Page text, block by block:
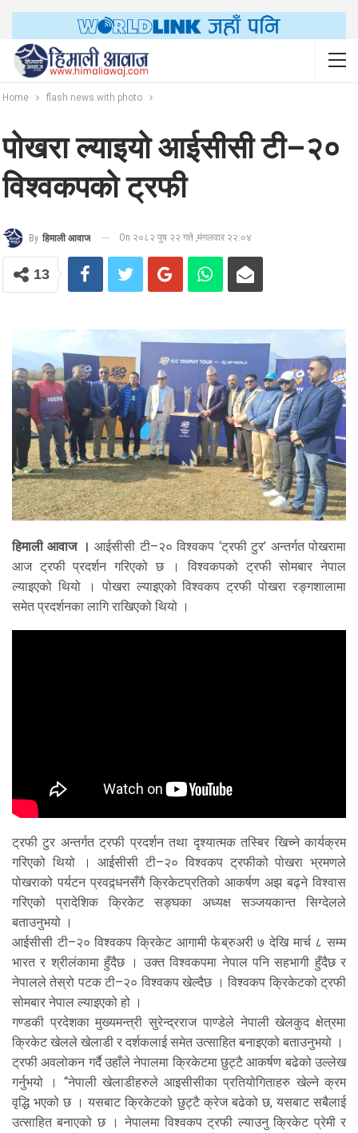
Home flash news with photo
पोखरा ल्याइयो आईसीसी टी–२०
विश्वकपको ट्रफी
By हिमाली आवाज On २०८२ पुष २२ गते ,मंगलवार २२:०४
13
हिमाली आवाज । आईसीसी टी–२० विश्वकप ‘ट्रफी टुर’ अन्तर्गत पोखरामा
आज ट्रफी प्रदर्शन गरिएको छ । विश्वकपको ट्रफी सोमबार नेपाल
ल्याइएको थियो । पोखरा ल्याइएको विश्वकप ट्रफी पोखरा रङ्गशालामा
समेत प्रदर्शनका लागि राखिएको थियो ।
ट्रफी टुर अन्तर्गत ट्रफी प्रदर्शन तथा दृश्यात्मक तस्बिर खिच्ने कार्यक्रम
गरिएको थियो । आईसीसी टी–२० विश्वकप ट्रफीको पोखरा भ्रमणले
पोखराको पर्यटन प्रवद्र्धनसँगै क्रिकेटप्रतिको आकर्षण अझ बढ्ने विश्वास
गरिएको प्रादेशिक क्रिकेट सङ्घका अध्यक्ष सञ्जयकान्त सिग्देलले
बताउनुभयो ।
आईसीसी टी–२० विश्वकप क्रिकेट आगामी फेब्रुअरी ७ देखि मार्च ८ सम्म
भारत र श्रीलंकामा हुँदैछ । उक्त विश्वकपमा नेपाल पनि सहभागी हुँदैछ र
नेपालले तेस्रो पटक टी–२० विश्वकप खेल्दैछ । विश्वकप क्रिकेटको ट्रफी
सोमबार नेपाल ल्याइएको हो ।
गण्डकी प्रदेशका मुख्यमन्त्री सुरेन्द्रराज पाण्डेले नेपाली खेलकुद क्षेत्रमा
क्रिकेट खेलले खेलाडी र दर्शकलाई समेत उत्साहित बनाइएको बताउनुभयो ।
ट्रफी अवलोकन गर्दै उहाँले नेपालमा क्रिकेटमा छुट्टै आकर्षण बढेको उल्लेख
गर्नुभयो । “नेपाली खेलाडीहरुले आइसीसीका प्रतियोगिताहरु खेल्ने क्रम
वृद्धि भएको छ । यसबाट क्रिकेटको छुट्टै क्रेज बढेको छ, यसबाट सबैलाई
उत्साहित बनाएको छ । नेपालमा विश्वकप ट्रफी ल्याउनु क्रिकेट प्रेमी र